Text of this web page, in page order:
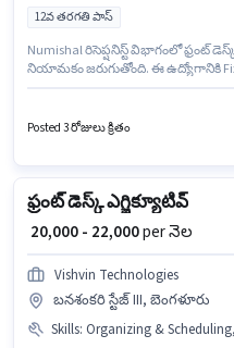
12వ తరగతి పాస్
Numishal రిసెప్షనిస్ట్ విభాగంలో ఫ్రంట్
నియామకం జరుగుతోంది. ఈ ఉద్యోగానికి
సంవత్సరాల అనుభవం ఉన్న వారికి కోసం
₹25000 వరకు సంపాదించవచ్చు. ఈ
Posted 3 రోజులు క్రితం
ఫ్రంట్ డెస్క్ ఎగ్జిక్యూటివ్
₹ 20,000 - 22,000per నెల
Vishvin Technologies
బనశంకరి స్టేజ్ III, బెంగళూరు
Skills: Organizing & Scheduling, Computer